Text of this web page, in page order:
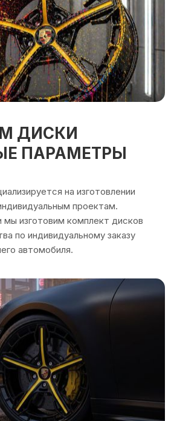
ДИСКИ
ПАРАМЕТРЫ
на изготовлении
проектам.
изготовим комплект дисков
по индивидуальному заказу
автомобиля.